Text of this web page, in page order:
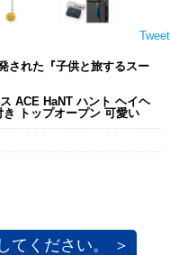
Tweet
された『子供と旅するスー
ACE HaNT ハント ヘイヘ
トップオープン 可愛い
てください。 ＞